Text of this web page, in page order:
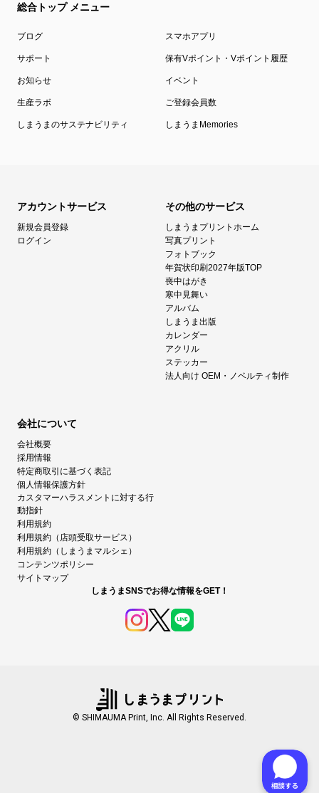
総合トップ メニュー
ブログ スマホアプリ
サポート 保有Vポイント・Vポイント履歴
お知らせ イベント
生産ラボ ご登録会員数
しまうまのサステナビリティ しまうまMemories
アカウントサービス
新規会員登録
ログイン
その他のサービス
しまうまプリントホーム
写真プリント
フォトブック
年賀状印刷2027年版TOP
喪中はがき
寒中見舞い
アルバム
しまうま出版
カレンダー
アクリル
ステッカー
法人向け OEM・ノベルティ制作
会社について
会社概要
採用情報
特定商取引に基づく表記
個人情報保護方針
カスタマーハラスメントに対する行
動指針
利用規約
利用規約（店頭受取サービス）
利用規約（しまうまマルシェ）
コンテンツポリシー
サイトマップ
しまうまSNSでお得な情報をGET！
© SHIMAUMA Print, Inc. All Rights Reserved.